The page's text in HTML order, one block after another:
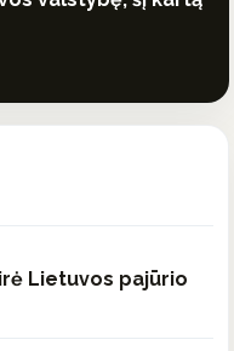
Lietuvos pajūrio